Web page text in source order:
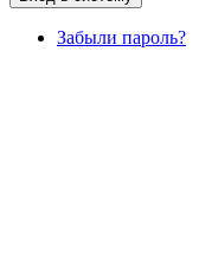
Забыли пароль?